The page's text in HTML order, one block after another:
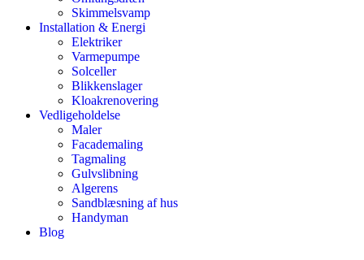
Skimmelsvamp
Installation & Energi
Elektriker
Varmepumpe
Solceller
Blikkenslager
Kloakrenovering
Vedligeholdelse
Maler
Facademaling
Tagmaling
Gulvslibning
Algerens
Sandblæsning af hus
Handyman
Blog